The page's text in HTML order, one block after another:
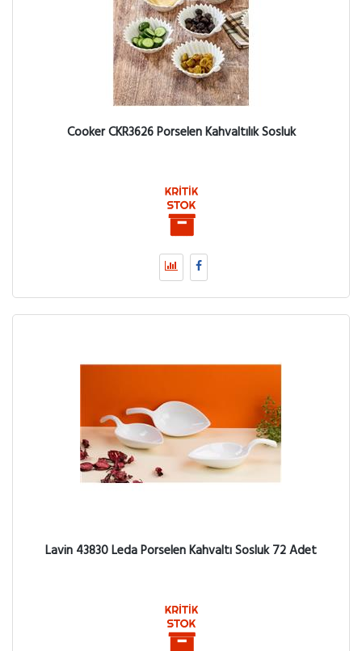
Cooker CKR3626 Porselen Kahvaltılık Sosluk
Lavin 43830 Leda Porselen Kahvaltı Sosluk 72 Adet